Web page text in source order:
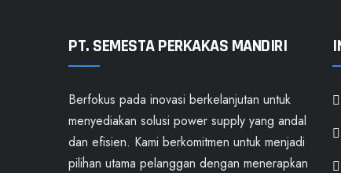
PT. SEMESTA PERKAKAS MANDIRI
Berfokus pada inovasi berkelanjutan untuk
menyediakan solusi power supply yang andal
dan efisien. Kami berkomitmen untuk menjadi
pilihan utama pelanggan dengan menerapkan